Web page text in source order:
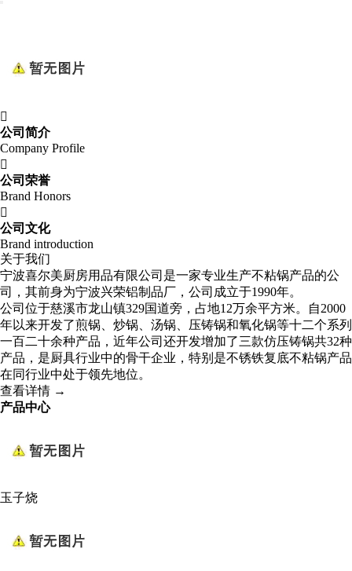

公司简介
Company Profile

公司荣誉
Brand Honors

公司文化
Brand introduction
关于我们
宁波喜尔美厨房用品有限公司是一家专业生产不粘锅产品的公
司，其前身为宁波兴荣铝制品厂，公司成立于1990年。
公司位于慈溪市龙山镇329国道旁，占地12万余平方米。自2000
年以来开发了煎锅、炒锅、汤锅、压铸锅和氧化锅等十二个系列
一百二十余种产品，近年公司还开发增加了三款仿压铸锅共32种
产品，是厨具行业中的骨干企业，特别是不锈铁复底不粘锅产品
在同行业中处于领先地位。
查看详情 →
产品中心
玉子烧